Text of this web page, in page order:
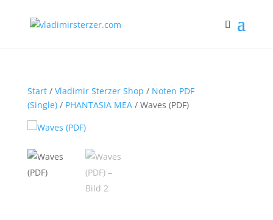
Start/ Vladimir Sterzer Shop / Noten PDF
(Single)/ PHANTASIA MEA/ Waves (PDF)